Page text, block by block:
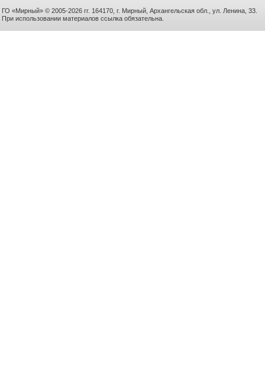
ГО «Мирный» © 2005-2026 гг. 164170, г. Мирный, Архангельская обл., ул. Ленина, 33.
При использовании материалов ссылка обязательна.